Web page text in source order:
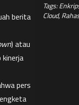
berita
) atau
pers
Tags:
Cloud,